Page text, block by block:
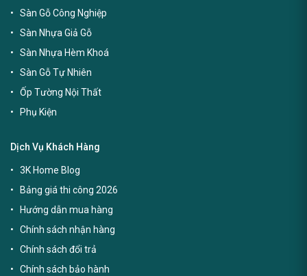
Sàn Gỗ Công Nghiệp
Sàn Nhựa Giả Gỗ
Sàn Nhựa Hèm Khoá
Sàn Gỗ Tự Nhiên
Ốp Tường Nội Thất
Phụ Kiện
Dịch Vụ Khách Hàng
3K Home Blog
Bảng giá thi công 2026
Hướng dẫn mua hàng
Chính sách nhận hàng
Chính sách đổi trả
Chính sách bảo hành